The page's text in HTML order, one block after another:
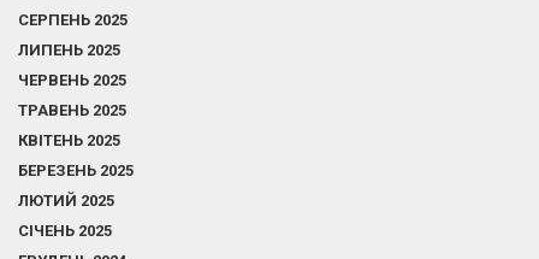
СЕРПЕНЬ 2025
ЛИПЕНЬ 2025
ЧЕРВЕНЬ 2025
ТРАВЕНЬ 2025
КВІТЕНЬ 2025
БЕРЕЗЕНЬ 2025
ЛЮТИЙ 2025
СІЧЕНЬ 2025